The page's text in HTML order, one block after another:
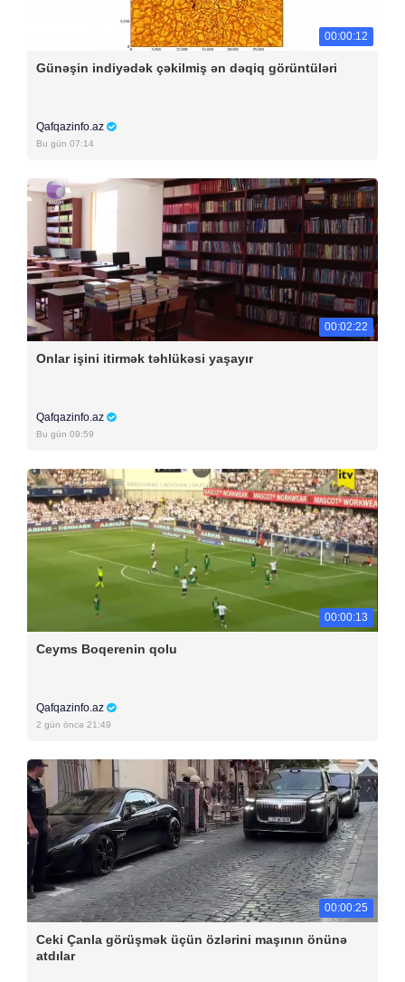
00:00:12
Günəşin indiyədək çəkilmiş ən dəqiq görüntüləri
Qafqazinfo.az
Bu gün 07:14
00:02:22
Onlar işini itirmək təhlükəsi yaşayır
Qafqazinfo.az
Bu gün 09:59
00:00:13
Ceyms Boqerenin qolu
Qafqazinfo.az
2 gün öncə 21:49
00:00:25
Ceki Çanla görüşmək üçün özlərini maşının önünə
atdılar